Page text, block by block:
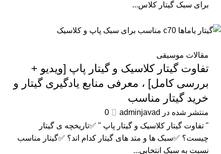
برای سبک گیتار کلاس...
مقالات موسیقی
تفاوت گیتار کلاسیک و گیتار پاپ [ویدیو +
بررسی کامل] ، معرفی منابع یادگیری گیتار و
خرید گیتار مناسب
منتشر شده در adminjavad
0
" تفاوت گیتار کلاسیک و گیتار پاپ " ✅تاریخچه ی گیتار
چیست؟ ✅سبک ها و متد های گیتار کدام اند؟ ✅گیتار مناسب
نسبت به سبک انتخابی...